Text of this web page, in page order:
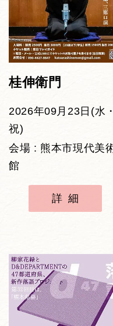
桂伸衛門
2026年09月23日(水・
祝)
会場 : 熊本市現代美
館
詳細